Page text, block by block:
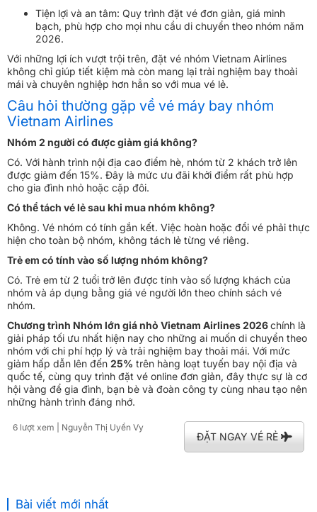
Tiện lợi và an tâm: Quy trình đặt vé đơn giản, giá minh
bạch, phù hợp cho mọi nhu cầu di chuyển theo nhóm năm
2026.
Với những lợi ích vượt trội trên, đặt vé nhóm Vietnam Airlines
không chỉ giúp tiết kiệm mà còn mang lại trải nghiệm bay thoải
mái và chuyên nghiệp hơn hẳn so với mua vé lẻ.
Câu hỏi thường gặp về vé máy bay nhóm
Vietnam Airlines
Nhóm 2 người có được giảm giá không?
Có. Với hành trình nội địa cao điểm hè, nhóm từ 2 khách trở lên
được giảm đến 15%. Đây là mức ưu đãi khởi điểm rất phù hợp
cho gia đình nhỏ hoặc cặp đôi.
Có thể tách vé lẻ sau khi mua nhóm không?
Không. Vé nhóm có tính gắn kết. Việc hoàn hoặc đổi vé phải thực
hiện cho toàn bộ nhóm, không tách lẻ từng vé riêng.
Trẻ em có tính vào số lượng nhóm không?
Có. Trẻ em từ 2 tuổi trở lên được tính vào số lượng khách của
nhóm và áp dụng bằng giá vé người lớn theo chính sách vé
nhóm.
Chương trình Nhóm lớn giá nhỏ Vietnam Airlines 2026chính là
giải pháp tối ưu nhất hiện nay cho những ai muốn di chuyển theo
nhóm với chi phí hợp lý và trải nghiệm bay thoải mái. Với mức
giảm hấp dẫn lên đến 25% trên hàng loạt tuyến bay nội địa và
quốc tế, cùng quy trình đặt vé online đơn giản, đây thực sự là cơ
hội vàng để gia đình, bạn bè và đoàn công ty cùng nhau tạo nên
những hành trình đáng nhớ.
6 lượt xem | Nguyễn Thị Uyển Vy
ĐẶT NGAY VÉ RẺ
Bài viết mới nhất